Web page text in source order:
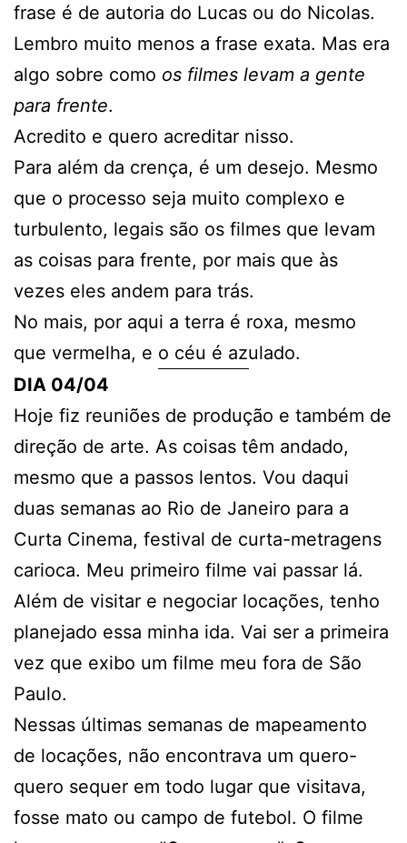
frase é de autoria do Lucas ou do Nicolas.
Lembro muito menos a frase exata. Mas era
algo sobre como os filmes levam a gente
para frente.
Acredito e quero acreditar nisso.
Para além da crença, é um desejo. Mesmo
que o processo seja muito complexo e
turbulento, legais são os filmes que levam
as coisas para frente, por mais que às
vezes eles andem para trás.
No mais, por aqui a terra é roxa, mesmo
que vermelha, e o céu é azulado.
DIA 04/04
Hoje fiz reuniões de produção e também de
direção de arte. As coisas têm andado,
mesmo que a passos lentos. Vou daqui
duas semanas ao Rio de Janeiro para a
Curta Cinema, festival de curta-metragens
carioca. Meu primeiro filme vai passar lá.
Além de visitar e negociar locações, tenho
planejado essa minha ida. Vai ser a primeira
vez que exibo um filme meu fora de São
Paulo.
Nessas últimas semanas de mapeamento
de locações, não encontrava um quero-
quero sequer em todo lugar que visitava,
fosse mato ou campo de futebol. O filme